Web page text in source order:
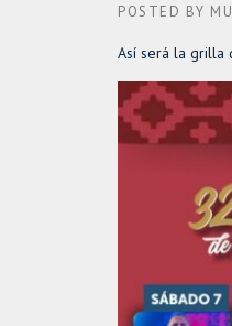
POSTED BY
Así será la grilla